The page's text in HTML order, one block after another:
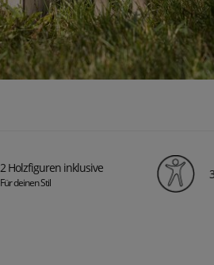
2 Holzfiguren inklusive
Für deinen Stil